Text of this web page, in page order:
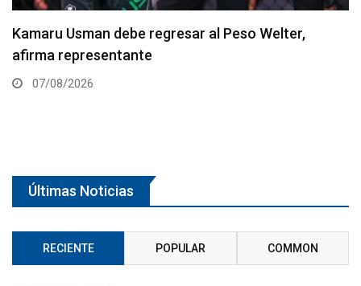
Resultados de los pesajes del UFC Vegas 120:
Gamrot hace peso para pelea con Salkilld
07/08/2026
Últimas Noticias
RECIENTE POPULAR COMMON